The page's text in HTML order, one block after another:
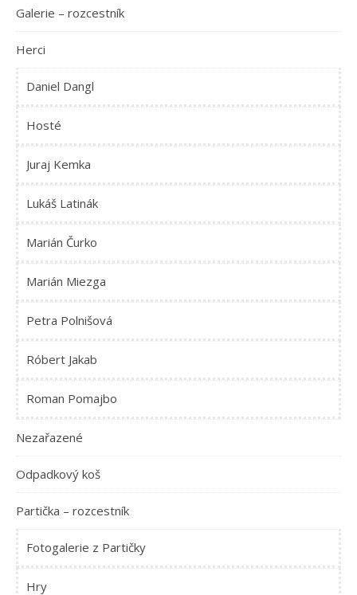
Galerie – rozcestník
Herci
Daniel Dangl
Hosté
Juraj Kemka
Lukáš Latinák
Marián Čurko
Marián Miezga
Petra Polnišová
Róbert Jakab
Roman Pomajbo
Nezařazené
Odpadkový koš
Partička – rozcestník
Fotogalerie z Partičky
Hry